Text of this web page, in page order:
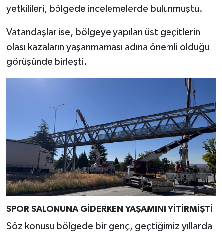
yetkilileri, bölgede incelemelerde bulunmuştu.
Vatandaşlar ise, bölgeye yapılan üst geçitlerin
olası kazaların yaşanmaması adına önemli olduğu
görüşünde birleşti.
SPOR SALONUNA GİDERKEN YAŞAMINI YİTİRMİŞTİ
Söz konusu bölgede bir genç, geçtiğimiz yıllarda